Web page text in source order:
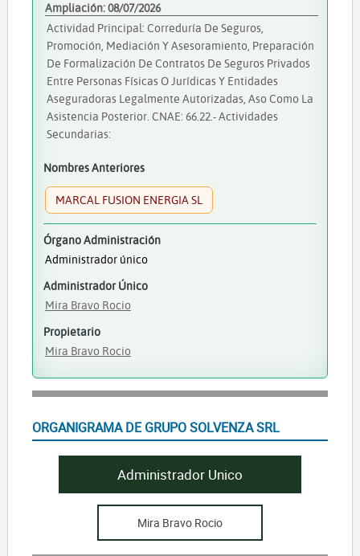
Ampliación: 08/07/2026
Actividad Principal: Correduría De Seguros,
Promoción, Mediación Y Asesoramiento, Preparación
De Formalización De Contratos De Seguros Privados
Entre Personas Físicas O Jurídicas Y Entidades
Aseguradoras Legalmente Autorizadas, Aso Como La
Asistencia Posterior. CNAE: 66.22.- Actividades
Secundarias:
Nombres Anteriores
MARCAL FUSION ENERGIA SL
Órgano Administración
Administrador único
Administrador Único
Mira Bravo Rocio
Propietario
Mira Bravo Rocio
ORGANIGRAMA DE GRUPO SOLVENZA SRL
Administrador Unico
Mira Bravo Rocio